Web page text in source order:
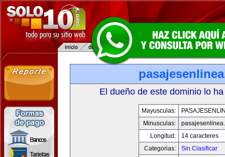
El dueño de este dominio lo
Mayusculas:
Minusculas:
Longitud:
14 caracteres
Categorias:
Sin Clasificar